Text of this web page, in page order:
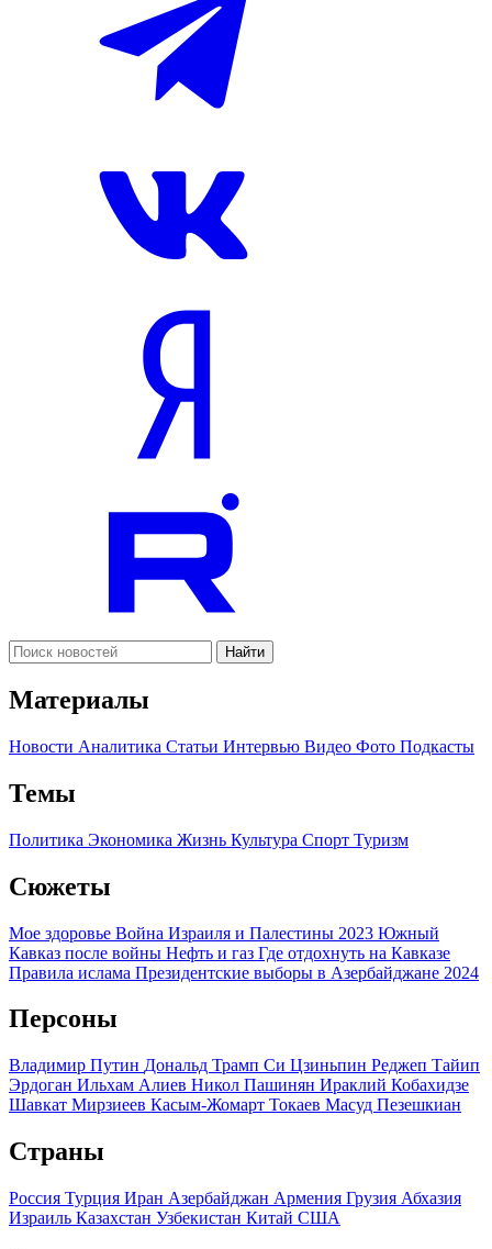
Найти
Материалы
Новости Аналитика Статьи Интервью Видео Фото Подкасты
Темы
Политика Экономика Жизнь Культура Спорт Туризм
Сюжеты
Мое здоровье Война Израиля и Палестины 2023 Южный
Кавказ после войны Нефть и газ Где отдохнуть на Кавказе
Правила ислама Президентские выборы в Азербайджане 2024
Персоны
Владимир Путин Дональд Трамп Си Цзиньпин Реджеп Тайип
Эрдоган Ильхам Алиев Никол Пашинян Ираклий Кобахидзе
Шавкат Мирзиеев Касым-Жомарт Токаев Масуд Пезешкиан
Страны
Россия Турция Иран Азербайджан Армения Грузия Абхазия
Израиль Казахстан Узбекистан Китай США